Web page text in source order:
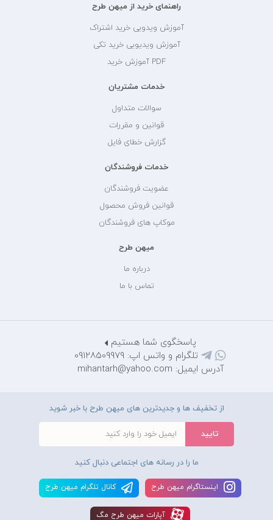
راهنمای خرید از میهن طرح
آموزش ویدویی خرید اشتراک
آموزش ویدیویی خرید تکی
PDF آموزش خرید
خدمات مشتریان
سوالات متداول
قوانین و مقررات
گزارش خطای فایل
خدمات فروشندگان
عضویت فروشندگان
قوانین فروش محصول
موکاپ های فروشندگان
میهن طرح
درباره ما
تماس با ما
پاسخگوی شما هستیم
تلگرام و واتس اپ: 09128509979
آدرس ایمیل: mihantarh@yahoo.com
از تخفیف ها و جدیدترین های میهن طرح با خبر شوید
ما را در رسانه های اجتماعی دنبال کنید
اينستاگرام ميهن طرح کانال تلگرام ميهن طرح
آپارات ميهن طرح مگ